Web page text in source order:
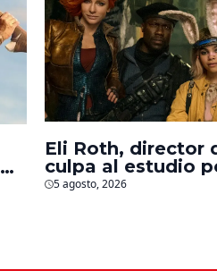
Eli Roth, director
culpa al estudio
la película
5 agosto, 2026